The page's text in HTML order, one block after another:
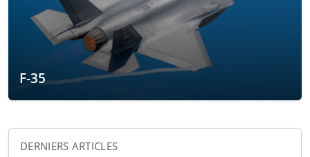
F-35
DERNIERS ARTICLES